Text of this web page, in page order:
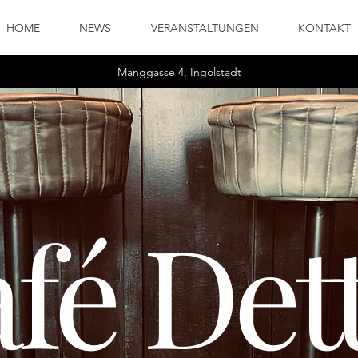
HOME NEWS VERANSTALTUNGEN KONTAKT
Manggasse 4, Ingolstadt
wünscht.
wünscht.
November. Genaueres geben wir